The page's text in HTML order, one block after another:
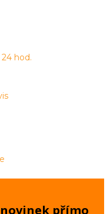
hod.
přímo